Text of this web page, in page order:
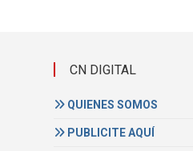
CN DIGITAL
QUIENES SOMOS
PUBLICITE AQUÍ